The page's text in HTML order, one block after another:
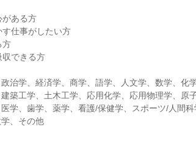
がある方
仕事がしたい方
方
収できる方
治学、経済学、商学、語学、人文学、数学、化
築工学、土木工学、応用化学、応用物理学、原
学、歯学、薬学、看護/保健学、スポーツ/人間科
、その他